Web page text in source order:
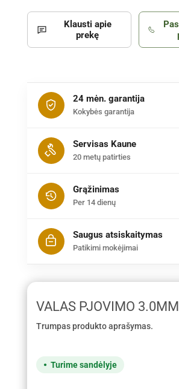
Klausti apie
prekę
24 mėn. garantija
Kokybės garantija
Servisas Kaune
20 metų patirties
Grąžinimas
Per 14 dienų
Saugus atsiskaitymas
Patikimi mokėjimai
VALAS PJOVIMO
Trumpas produkto aprašymas.
Turime sandėlyje